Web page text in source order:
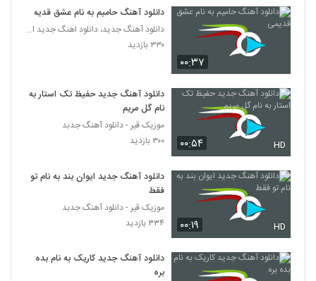
2776
آهنگ حسین رستگار بنام مگه از تو می خواستم
۲۹۹ بازدید
Davood Servati Dooset Daram
2779
رامین صاحبی آهنگ جهان بی قرار
۳۰۷ بازدید
2780
دانلود آهنگ رضا مدنی نت عاشقی
۳۲۹ بازدید
دانلود آهنگ راما (جدید) لیلا
۰۰:۳۷
دانلود آهنگ حامیم به نام عشق قدیمی
دانلود آهنگ جدید، دانلود اهنگ جدید ایرانی
۳۳۰ بازدید
۰۰:۵۴ HD
دانلود آهنگ جدید حفیظ تک استار به
نام گل مریم
موزیک قیر - دانلود آهنگ جدبد
۳۰۰ بازدید
۰۰:۱۹ HD
دانلود آهنگ جدید ایوان بند به نام تو
فقط
موزیک قیر - دانلود آهنگ جدبد
۳۳۴ بازدید
دانلود آهنگ جدید کاریک به نام بده
بره